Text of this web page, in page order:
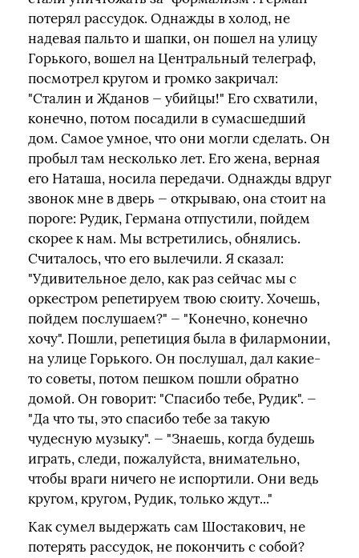
потерял рассудок. Однажды в холод, не
надевая пальто и шапки, он пошел на улицу
Горького, вошел на Центральный телеграф,
посмотрел кругом и громко закричал:
"Сталин и Жданов — убийцы!" Его схватили,
конечно, потом посадили в сумасшедший
дом. Самое умное, что они могли сделать. Он
пробыл там несколько лет. Его жена, верная
его Наташа, носила передачи. Однажды вдруг
звонок мне в дверь — открываю, она стоит на
пороге: Рудик, Германа отпустили, пойдем
скорее к нам. Мы встретились, обнялись.
Считалось, что его вылечили. Я сказал:
"Удивительное дело, как раз сейчас мы с
оркестром репетируем твою сюиту. Хочешь,
пойдем послушаем?" — "Конечно, конечно
хочу". Пошли, репетиция была в филармонии,
на улице Горького. Он послушал, дал какие-
то советы, потом пешком пошли обратно
домой. Он говорит: "Спасибо тебе, Рудик". —
"Да что ты, это спасибо тебе за такую
чудесную музыку". — "Знаешь, когда будешь
играть, следи, пожалуйста, внимательно,
чтобы враги ничего не испортили. Они ведь
кругом, кругом, Рудик, только ждут..."
Как сумел выдержать сам Шостакович, не
потерять рассудок, не покончить с собой?